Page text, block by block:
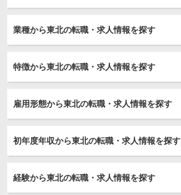
業種から東北の転職・求人情報を探す
特徴から東北の転職・求人情報を探す
雇用形態から東北の転職・求人情報を探す
初年度年収から東北の転職・求人情報を探す
経験から東北の転職・求人情報を探す